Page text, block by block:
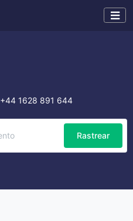
+44 1628 891 644
Rastrear